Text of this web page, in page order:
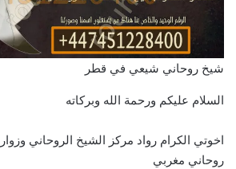
شيخ روحاني شيعي في قطر
السلام عليكم ورحمة الله وبركاته
اخوتي الكرام رواد مركز الشيخ الروحاني
روحاني مغربي